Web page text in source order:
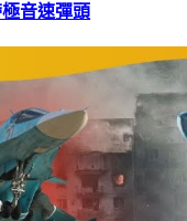
音速彈頭